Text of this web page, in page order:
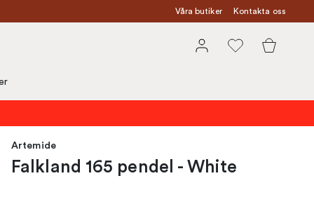
Våra butiker Kontakta oss
Artemide
Falkland 165 pendel - White